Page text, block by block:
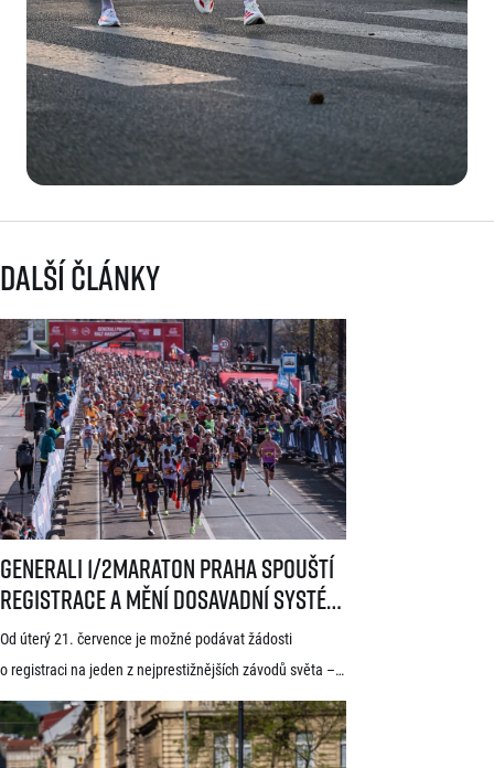
Další články
Generali 1/2Maraton Praha spouští
registrace a mění dosavadní systém!
Třítýdenní lhůta na podání žádosti
startuje 21. července
Od úterý 21. července je možné podávat žádosti
o registraci na jeden z nejprestižnějších závodů světa –
Generali 1/2Maraton Praha. Do povědomí běžců se
dostal nejen trasou vedoucí srdcem historické Prahy, ale
i tradicí a naprosto jedinečnou atmosférou. Pyšní se
Generali 1/2Maraton Praha spouští registrace a mění dosavadní